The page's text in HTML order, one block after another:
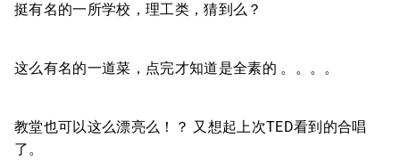
挺有名的一所学校，理工类，猜到么？
这么有名的一道菜，点完才知道是全素的 。。。。
教堂也可以这么漂亮么！？ 又想起上次TED看到的合唱
了。